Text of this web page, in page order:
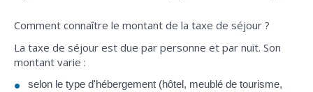
Comment connaître le montant de la taxe de séjour ?
La taxe de séjour est due par personne et par nuit. Son
montant varie :
selon le type d'hébergement (hôtel, meublé de tourisme,